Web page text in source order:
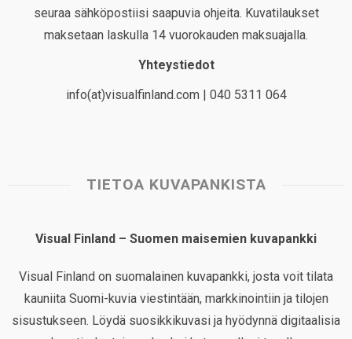
seuraa sähköpostiisi saapuvia ohjeita. Kuvatilaukset
maksetaan laskulla 14 vuorokauden maksuajalla.
Yhteystiedot
info(at)visualfinland.com | 040 5311 064
TIETOA KUVAPANKISTA
Visual Finland – Suomen maisemien kuvapankki
Visual Finland on suomalainen kuvapankki, josta voit tilata
kauniita Suomi-kuvia viestintään, markkinointiin ja tilojen
sisustukseen. Löydä suosikkikuvasi ja hyödynnä digitaalisia